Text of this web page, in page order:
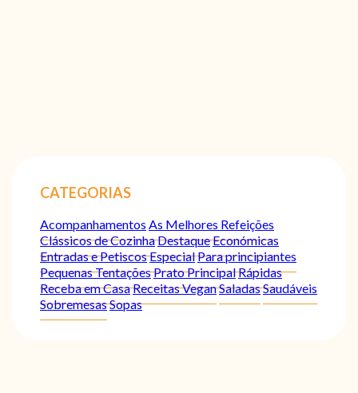
CATEGORIAS
Acompanhamentos As Melhores Refeições
Clássicos de CozinhaDestaqueEconómicas
Entradas e PetiscosEspecialPara principiantes
Pequenas TentaçõesPrato PrincipalRápidas
Receba em CasaReceitas VeganSaladasSaudáveis
SobremesasSopas